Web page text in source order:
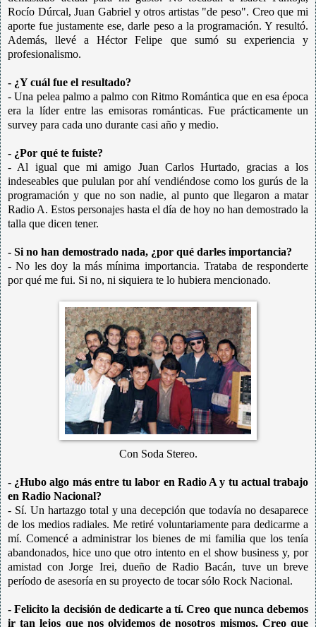
Rocío Dúrcal, Juan Gabriel y otros artistas "de peso". Creo que mi
aporte fue justamente ese, darle peso a la programación. Y resultó.
Además, llevé a Héctor Felipe que sumó su experiencia y
profesionalismo.
- ¿Y cuál fue el resultado?
- Una pelea palmo a palmo con Ritmo Romántica que en esa época
era la líder entre las emisoras románticas. Fue prácticamente un
survey para cada uno durante casi año y medio.
- ¿Por qué te fuiste?
- Al igual que mi amigo Juan Carlos Hurtado, gracias a los
indeseables que pululan por ahí vendiéndose como los gurús de la
programación y que no son nadie, al punto que llegaron a matar
Radio A. Estos personajes hasta el día de hoy no han demostrado la
talla que dicen tener.
- Si no han demostrado nada, ¿por qué darles importancia?
- No les doy la más mínima importancia. Trataba de responderte
por qué me fui. Si no, ni siquiera te lo hubiera mencionado.
Con Soda Stereo.
- ¿Hubo algo más entre tu labor en Radio A y tu actual trabajo
en Radio Nacional?
- Sí. Un hartazgo total y una decepción que todavía no desaparece
de los medios radiales. Me retiré voluntariamente para dedicarme a
mí. Comencé a administrar los bienes de mi familia que los tenía
abandonados, hice uno que otro intento en el show business y, por
amistad con Jorge Irei, dueño de Radio Bacán, tuve un breve
período de asesoría en su proyecto de tocar sólo Rock Nacional.
- Felicito la decisión de dedicarte a tí. Creo que nunca debemos
ir tan lejos que nos olvidemos de nosotros mismos. Creo que